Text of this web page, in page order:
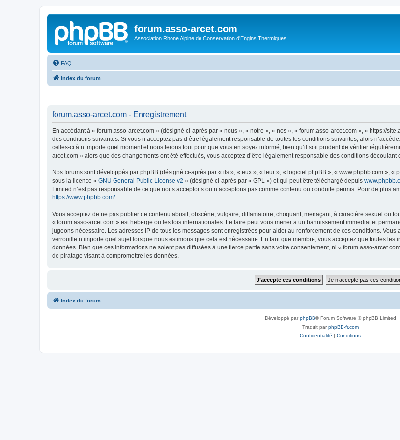
forum.asso-arcet.com
Association Rhone Alpine de Conservation d'Engins Thermiques
FAQ
Index du forum
forum.asso-arcet.com - Enregistrement
En accédant à « forum.asso-arcet.com » (désigné ci-après par « nous », « notre », « nos », « forum.asso-arcet.com », « https://
des conditions suivantes. Si vous n’acceptez pas d’être légalement responsable de toutes les conditions suivantes, alors
celles-ci à n’importe quel moment et nous ferons tout pour que vous en soyez informé, bien qu’il soit prudent de vérifier
arcet.com » alors que des changements ont été effectués, vous acceptez d’être légalement responsable des conditions découlant
Nos forums sont développés par phpBB (désigné ci-après par « ils », « eux », « leur », « logiciel phpBB », « www.phpbb.com »,
sous la licence « GNU General Public License v2 » (désigné ci-après par « GPL ») et qui peut être téléchargé depuis
Limited n’est pas responsable de ce que nous acceptons ou n’acceptons pas comme contenu ou conduite permis. Pour de plus
https://www.phpbb.com/.
Vous acceptez de ne pas publier de contenu abusif, obscène, vulgaire, diffamatoire, choquant, menaçant, à caractère sexuel ou
« forum.asso-arcet.com » est hébergé ou les lois internationales. Le faire peut vous mener à un bannissement immédiat et
jugeons nécessaire. Les adresses IP de tous les messages sont enregistrées pour aider au renforcement de ces conditions.
verrouille n’importe quel sujet lorsque nous estimons que cela est nécessaire. En tant que membre, vous acceptez que toutes
données. Bien que ces informations ne soient pas diffusées à une tierce partie sans votre consentement, ni « forum.asso-
de piratage visant à compromettre les données.
Index du forum
Développé parphpBB® Forum Software © phpBB Limited
Traduit parphpBB-fr.com
Confidentialité | Conditions